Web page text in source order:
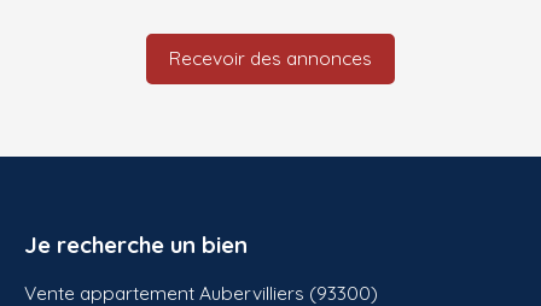
Recevoir des annonces
Je recherche un bien
Vente appartement Aubervilliers (93300)